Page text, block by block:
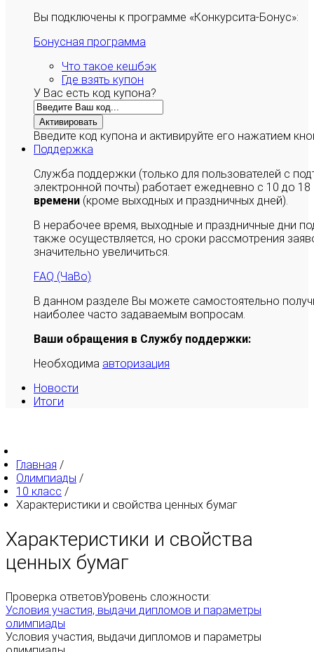
Вы подключены к программе «Конкурсита-Бонус»:
Бонусная программа
Что такое кешбэк
Где взять купон
У Вас есть код купона?
Активировать
Введите код купона и активируйте его нажатием
Поддержка
Служба поддержки (только для пользователей с
электронной почты) работает ежедневно с 10 до
времени (кроме выходных и праздничных дней).
В нерабочее время, выходные и праздничные дни
также осуществляется, но сроки рассмотрения
значительно увеличиться.
FAQ (ЧаВо)
В данном разделе Вы можете самостоятельно
наиболее часто задаваемым вопросам.
Ваши обращения в Службу поддержки:
Необходима авторизация
Новости
Итоги
Главная /
Олимпиады /
10 класс /
Характеристики и свойства ценных бумаг
Характеристики и свойства
ценных бумаг
Проверка ответовУровень сложности:
Условия участия, выдачи дипломов и параметры
олимпиады
Условия участия, выдачи дипломов и параметры